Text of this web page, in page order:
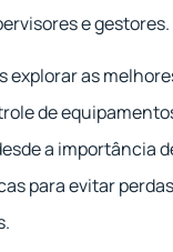
e gestores.
explorar as
de
a importância
para evitar